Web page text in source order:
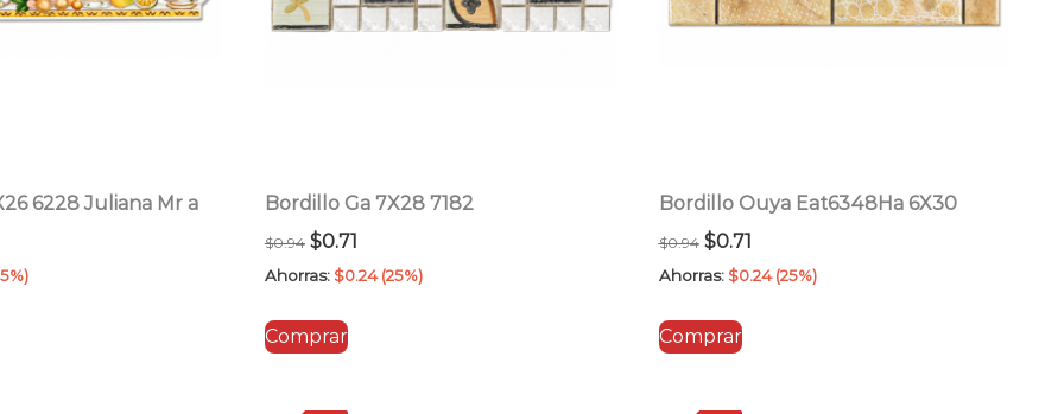
6228 Juliana Mr a Bordillo Ga 7X28 7182
$0.94 El
precio
era:
$0.71El
precio
Ahorras: $0.24 (25%)
Comprar
Bordillo Ouya Eat6348Ha 6X30
$0.94 El
precio
era:
$0.71El
precio
Ahorras: $0.24 (25%)
Comprar